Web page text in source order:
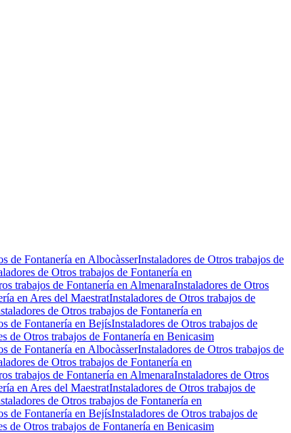
de Fontanería en AlbocàsserInstaladores de Otros trabajos de
de Otros trabajos de Fontanería en
trabajos de Fontanería en AlmenaraInstaladores de Otros
en Ares del MaestratInstaladores de Otros trabajos de
de Otros trabajos de Fontanería en
de Fontanería en BejísInstaladores de Otros trabajos de
de Otros trabajos de Fontanería en Benicasim
de Fontanería en AlbocàsserInstaladores de Otros trabajos de
de Otros trabajos de Fontanería en
trabajos de Fontanería en AlmenaraInstaladores de Otros
en Ares del MaestratInstaladores de Otros trabajos de
de Otros trabajos de Fontanería en
de Fontanería en BejísInstaladores de Otros trabajos de
de Otros trabajos de Fontanería en Benicasim